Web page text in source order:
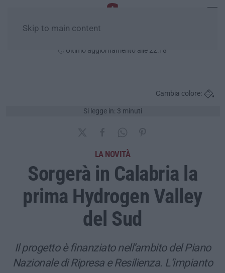
Skip to main content
Ultimo aggiornamento alle 22:18
Si legge in: 3 minuti
Cambia colore:
LA NOVITÀ
Sorgerà in Calabria la
prima Hydrogen Valley
del Sud
Il progetto è finanziato nell’ambito del Piano
Nazionale di Ripresa e Resilienza. L’impianto